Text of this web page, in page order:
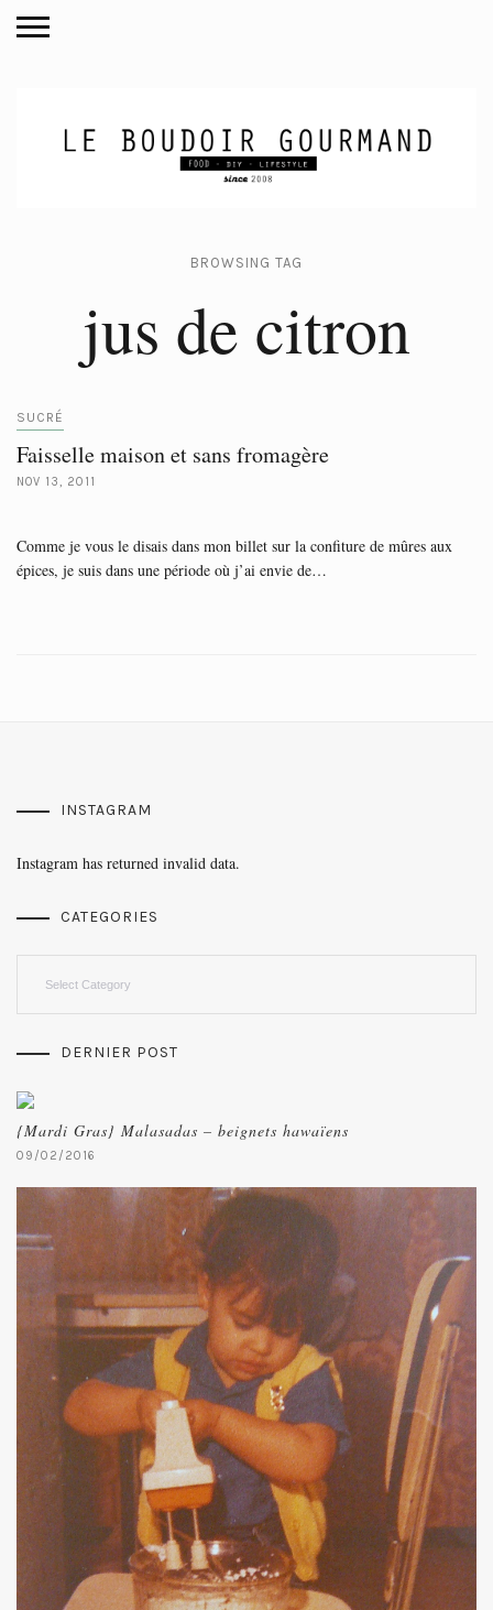
BROWSING TAG
jus de citron
SUCRÉ
Faisselle maison et sans fromagère
NOV 13, 2011
Comme je vous le disais dans mon billet sur la confiture de mûres aux
épices, je suis dans une période où j’ai envie de…
INSTAGRAM
Instagram has returned invalid data.
CATEGORIES
DERNIER POST
{Mardi Gras} Malasadas – beignets hawaïens
09/02/2016